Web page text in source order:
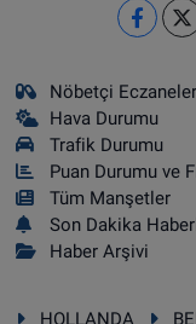
Nöbetçi Eczaneler
Hava Durumu
Trafik Durumu
Puan Durumu ve
Tüm Manşetler
Son Dakika
Haber Arşivi
HOLLANDA